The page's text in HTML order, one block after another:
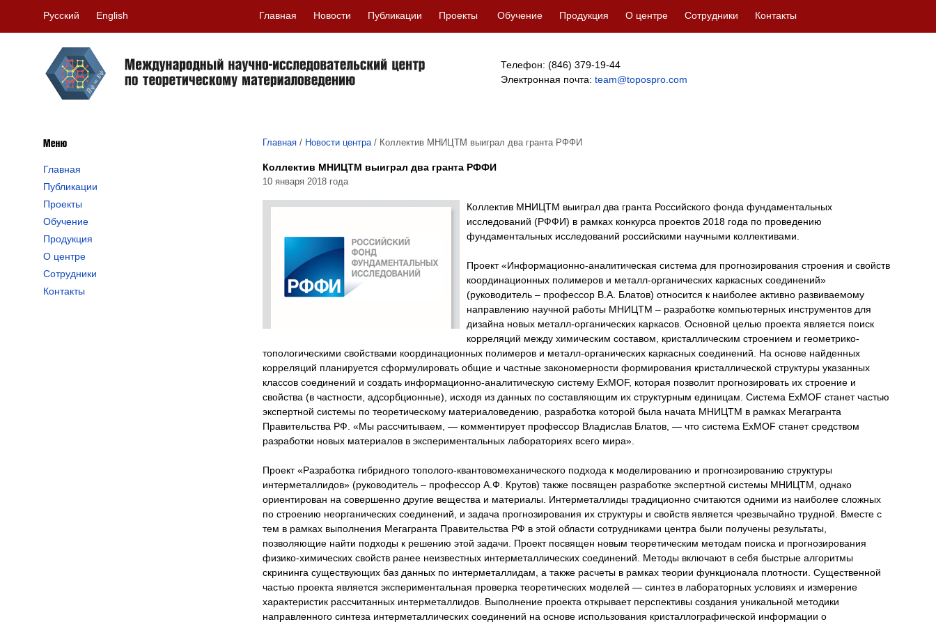
Русский English Главная Новости Публикации Проекты Обучение Продукция О центре Сотрудники Контакты
Телефон: (846) 379-19-44
Электронная почта:team@topospro.com
Главная
Публикации
Проекты
Обучение
Продукция
О центре
Сотрудники
Контакты
Главная / Новости центра / Коллектив МНИЦТМ выиграл два гранта РФФИ
Коллектив МНИЦТМ выиграл два гранта РФФИ
10 января 2018 года
Коллектив МНИЦТМ выиграл два гранта Российского фонда фундаментальных
исследований (РФФИ) в рамках конкурса проектов 2018 года по проведению
фундаментальных исследований российскими научными коллективами.
Проект «Информационно-аналитическая система для прогнозирования строения и свойств
координационных полимеров и металл-органических каркасных соединений»
(руководитель – профессор В.А. Блатов) относится к наиболее активно развиваемому
направлению научной работы МНИЦТМ – разработке компьютерных инструментов для
дизайна новых металл-органических каркасов. Основной целью проекта является поиск
корреляций между химическим составом, кристаллическим строением и геометрико-
топологическими свойствами координационных полимеров и металл-органических каркасных соединений. На основе найденных
корреляций планируется сформулировать общие и частные закономерности формирования кристаллической структуры указанных
классов соединений и создать информационно-аналитическую систему ExMOF, которая позволит прогнозировать их строение и
свойства (в частности, адсорбционные), исходя из данных по составляющим их структурным единицам. Система ExMOF станет частью
экспертной системы по теоретическому материаловедению, разработка которой была начата МНИЦТМ в рамках Мегагранта
Правительства РФ. «Мы рассчитываем, — комментирует профессор Владислав Блатов, — что система ExMOF станет средством
разработки новых материалов в экспериментальных лабораториях всего мира».
Проект «Разработка гибридного тополого-квантовомеханического подхода к моделированию и прогнозированию структуры
интерметаллидов» (руководитель – профессор А.Ф. Крутов) также посвящен разработке экспертной системы МНИЦТМ, однако
ориентирован на совершенно другие вещества и материалы. Интерметаллиды традиционно считаются одними из наиболее сложных
по строению неорганических соединений, и задача прогнозирования их структуры и свойств является чрезвычайно трудной. Вместе с
тем в рамках выполнения Мегагранта Правительства РФ в этой области сотрудниками центра были получены результаты,
позволяющие найти подходы к решению этой задачи. Проект посвящен новым теоретическим методам поиска и прогнозирования
физико-химических свойств ранее неизвестных интерметаллических соединений. Методы включают в себя быстрые алгоритмы
скрининга существующих баз данных по интерметаллидам, а также расчеты в рамках теории функционала плотности. Существенной
частью проекта является экспериментальная проверка теоретических моделей — синтез в лабораторных условиях и измерение
характеристик рассчитанных интерметаллидов. Выполнение проекта открывает перспективы создания уникальной методики
направленного синтеза интерметаллических соединений на основе использования кристаллографической информации о